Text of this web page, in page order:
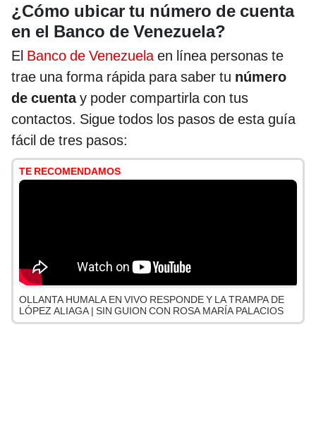
¿Cómo ubicar tu número de cuenta
en el Banco de Venezuela?
El Banco de Venezuelaen línea personas te
trae una forma rápida para saber tu número
de cuentay poder compartirla con tus
contactos. Sigue todos los pasos de esta guía
fácil de tres pasos:
TE RECOMENDAMOS
OLLANTA HUMALA EN VIVO RESPONDE Y LA TRAMPA DE
LÓPEZ ALIAGA | SIN GUION CON ROSA MARÍA PALACIOS